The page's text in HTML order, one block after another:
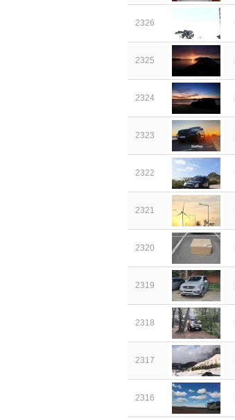
2326
2325
2324
2323
2322
2321
2320
2319
2318
2317
2316